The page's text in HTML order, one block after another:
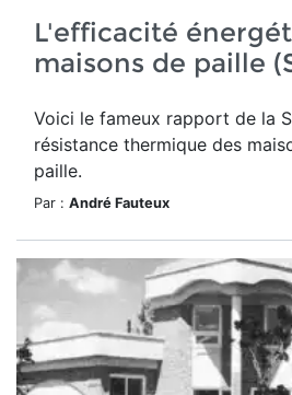
L'efficacité
maisons de paille
Voici le fameux rapport de la
résistance thermique des
paille.
Par : André Fauteux